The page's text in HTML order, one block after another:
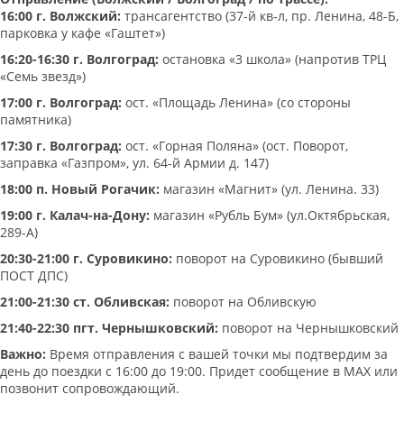
16:00 г. Волжский: трансагентство (37-й кв-л, пр. Ленина, 48-Б,
парковка у кафе «Гаштет»)
16:20-16:30 г. Волгоград: остановка «3 школа» (напротив ТРЦ
«Семь звезд»)
17:00 г. Волгоград: ост. «Площадь Ленина» (со стороны
памятника)
17:30 г. Волгоград: ост. «Горная Поляна» (ост. Поворот,
заправка «Газпром», ул. 64-й Армии д. 147)
18:00 п. Новый Рогачик: магазин «Магнит» (ул. Ленина. 33)
19:00 г. Калач-на-Дону: магазин «Рубль Бум» (ул.Октябрьская,
289-А)
20:30-21:00 г. Суровикино: поворот на Суровикино (бывший
ПОСТ ДПС)
21:00-21:30 ст. Обливская: поворот на Обливскую
21:40-22:30 пгт. Чернышковский: поворот на Чернышковский
Важно: Время отправления с вашей точки мы подтвердим за
день до поездки с 16:00 до 19:00. Придет сообщение в МАХ или
позвонит сопровождающий.